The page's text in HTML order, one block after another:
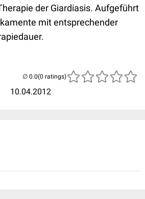
der Giardiasis. Aufgeführt
mit entsprechender
10.04.2012
(0 ratings)